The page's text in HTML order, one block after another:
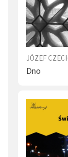
JÓZEF
Dno